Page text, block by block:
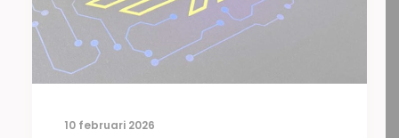
10 februari 2026